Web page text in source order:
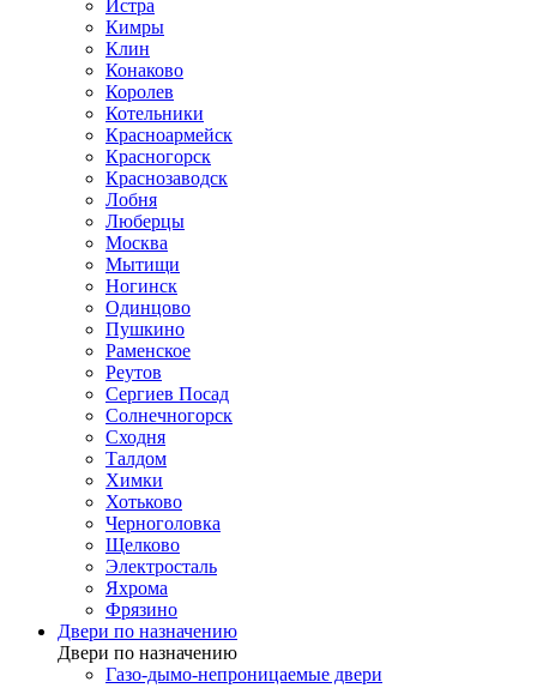
Истра
Кимры
Клин
Конаково
Королев
Котельники
Красноармейск
Красногорск
Краснозаводск
Лобня
Люберцы
Москва
Мытищи
Ногинск
Одинцово
Пушкино
Раменское
Реутов
Сергиев Посад
Солнечногорск
Сходня
Талдом
Химки
Хотьково
Черноголовка
Щелково
Электросталь
Яхрома
Фрязино
Двери по назначению
Двери по назначению
Газо-дымо-непроницаемые двери